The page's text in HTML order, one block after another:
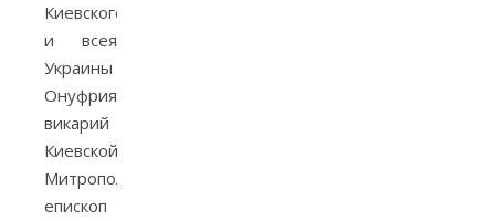
Киевского
и всея
Украины
Онуфрия
викарий
Киевской
Митрополии
епископ